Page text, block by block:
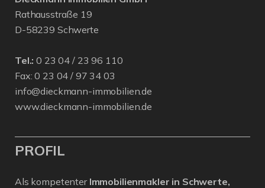
Rathausstraße 19
D-58239 Schwerte
Tel.: 0 23 04 / 23 96 110
Fax: 0 23 04 / 97 34 03
info@dieckmann-immobilien.de
www.dieckmann-immobilien.de
PROFIL
Als kompetenter Immobilienmakler in Schwerte,